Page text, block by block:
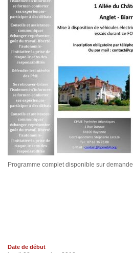
Programme complet disponible sur demande
Date de début